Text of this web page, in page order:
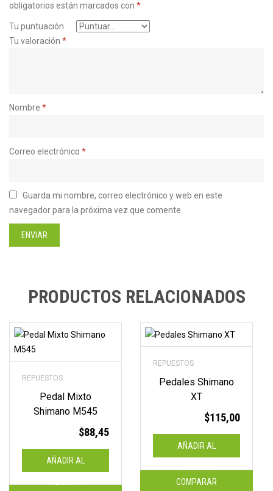
obligatorios están marcados con *
Tu puntuación
Tu valoración *
Nombre *
Correo electrónico *
Guarda mi nombre, correo electrónico y web en este
navegador para la próxima vez que comente.
PRODUCTOS RELACIONADOS
REPUESTOS
Pedal Mixto
Shimano M545
$88,45
AÑADIR AL
CARRITO
REPUESTOS
Pedales Shimano
XT
$115,00
AÑADIR AL
CARRITO
COMPARAR